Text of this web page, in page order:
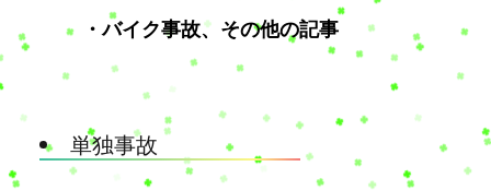
・バイク事故、その他の記事
単独事故